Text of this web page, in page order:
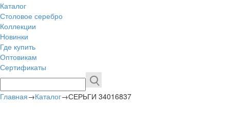
Каталог
Столовое серебро
Коллекции
Новинки
Где купить
Оптовикам
Сертификаты
Главная→Каталог→СЕРЬГИ 34016837